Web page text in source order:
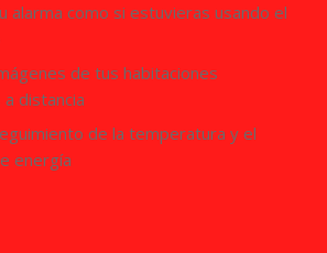
alarma como si estuvieras usando el
de tus habitaciones
distancia
de la temperatura y el
energía